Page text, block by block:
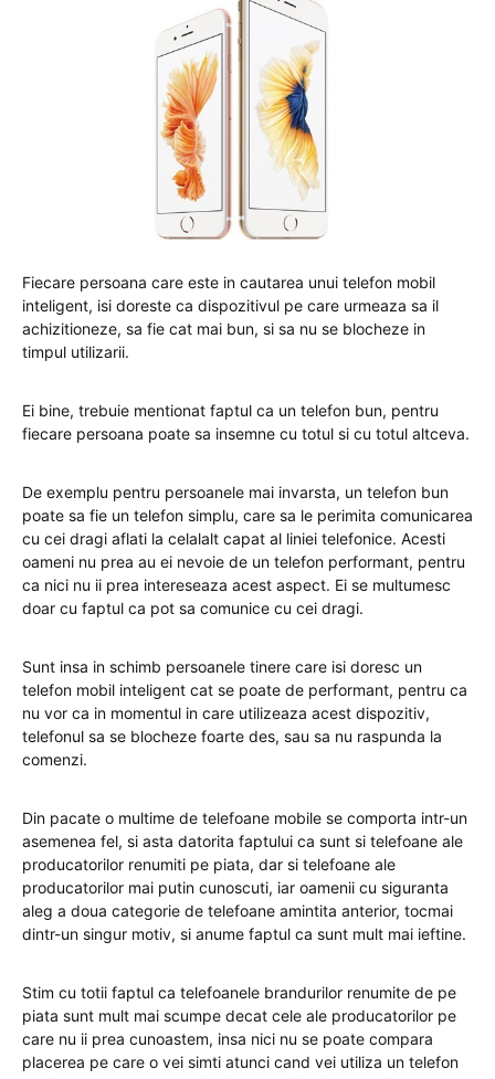
Fiecare persoana care este in cautarea unui telefon mobil
inteligent, isi doreste ca dispozitivul pe care urmeaza sa il
achizitioneze, sa fie cat mai bun, si sa nu se blocheze in
timpul utilizarii.
Ei bine, trebuie mentionat faptul ca un telefon bun, pentru
fiecare persoana poate sa insemne cu totul si cu totul altceva.
De exemplu pentru persoanele mai invarsta, un telefon bun
poate sa fie un telefon simplu, care sa le perimita comunicarea
cu cei dragi aflati la celalalt capat al liniei telefonice. Acesti
oameni nu prea au ei nevoie de un telefon performant, pentru
ca nici nu ii prea intereseaza acest aspect. Ei se multumesc
doar cu faptul ca pot sa comunice cu cei dragi.
Sunt insa in schimb persoanele tinere care isi doresc un
telefon mobil inteligent cat se poate de performant, pentru ca
nu vor ca in momentul in care utilizeaza acest dispozitiv,
telefonul sa se blocheze foarte des, sau sa nu raspunda la
comenzi.
Din pacate o multime de telefoane mobile se comporta intr-un
asemenea fel, si asta datorita faptului ca sunt si telefoane ale
producatorilor renumiti pe piata, dar si telefoane ale
producatorilor mai putin cunoscuti, iar oamenii cu siguranta
aleg a doua categorie de telefoane amintita anterior, tocmai
dintr-un singur motiv, si anume faptul ca sunt mult mai ieftine.
Stim cu totii faptul ca telefoanele brandurilor renumite de pe
piata sunt mult mai scumpe decat cele ale producatorilor pe
care nu ii prea cunoastem, insa nici nu se poate compara
placerea pe care o vei simti atunci cand vei utiliza un telefon